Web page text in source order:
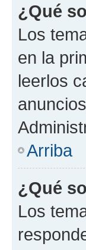
¿Qué
Los
en la
leerlos
Arriba
¿Qué
Los